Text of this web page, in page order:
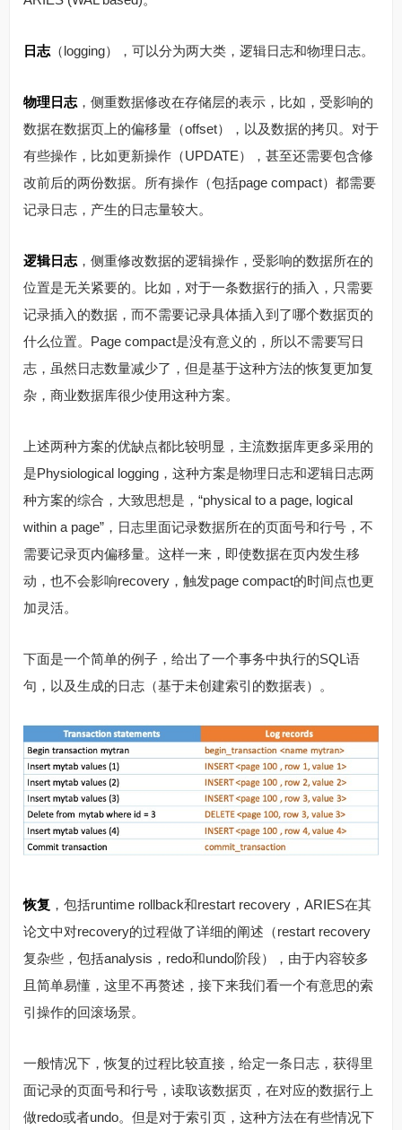
日志 （logging），可以分为两大类，逻辑日志和物理日志。
物理日志 ，侧重数据修改在存储层的表示，比如，受影响的
数据在数据页上的偏移量（offset），以及数据的拷贝。对于
有些操作，比如更新操作（UPDATE），甚至还需要包含修
改前后的两份数据。所有操作（包括page compact）都需要
记录日志，产生的日志量较大。
逻辑日志 ，侧重修改数据的逻辑操作，受影响的数据所在的
位置是无关紧要的。比如，对于一条数据行的插入，只需要
记录插入的数据，而不需要记录具体插入到了哪个数据页的
什么位置。Page compact是没有意义的，所以不需要写日
志，虽然日志数量减少了，但是基于这种方法的恢复更加复
杂，商业数据库很少使用这种方案。
上述两种方案的优缺点都比较明显，主流数据库更多采用的
是Physiological logging，这种方案是物理日志和逻辑日志两
种方案的综合，大致思想是，“physical to a page, logical
within a page”，日志里面记录数据所在的页面号和行号，不
需要记录页内偏移量。这样一来，即使数据在页内发生移
动，也不会影响recovery，触发page compact的时间点也更
加灵活。
下面是一个简单的例子，给出了一个事务中执行的SQL语
句，以及生成的日志（基于未创建索引的数据表）。
恢复 ，包括runtime rollback和restart recovery，ARIES在其
论文中对recovery的过程做了详细的阐述（restart recovery
复杂些，包括analysis，redo和undo阶段），由于内容较多
且简单易懂，这里不再赘述，接下来我们看一个有意思的索
引操作的回滚场景。
一般情况下，恢复的过程比较直接，给定一条日志，获得里
面记录的页面号和行号，读取该数据页，在对应的数据行上
做redo或者undo。但是对于索引页，这种方法在有些情况下